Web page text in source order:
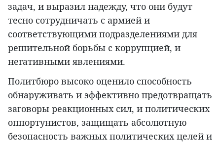
задач, и выразил надежду, что они будут
тесно сотрудничать с армией и
соответствующими подразделениями для
решительной борьбы с коррупцией, и
негативными явлениями.
Политбюро высоко оценило способность
обнаруживать и эффективно предотвращать
заговоры реакционных сил, и политических
оппортунистов, защищать абсолютную
безопасность важных политических целей и